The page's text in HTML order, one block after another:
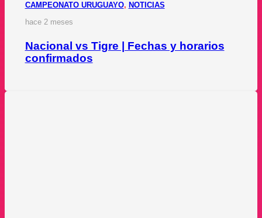
CAMPEONATO URUGUAYO, NOTICIAS
hace 2 meses
Nacional vs Tigre | Fechas y horarios
confirmados